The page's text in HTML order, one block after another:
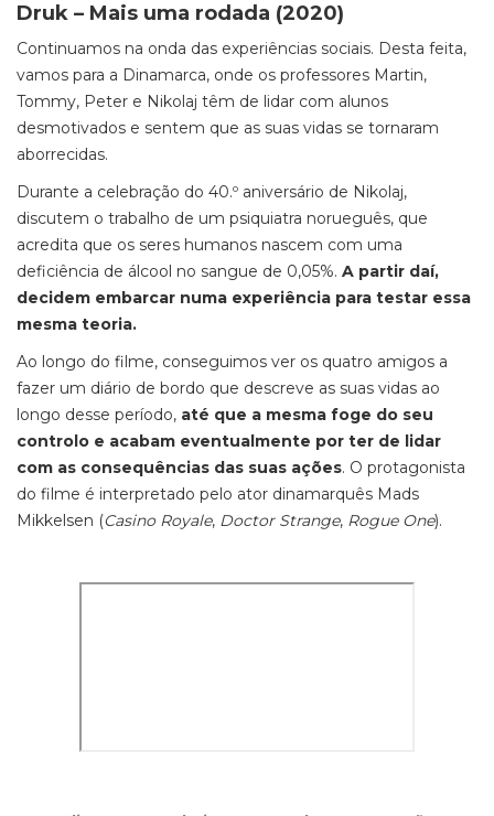
Druk – Mais uma rodada (2020)
Continuamos na onda das experiências sociais. Desta feita,
vamos para a Dinamarca, onde os professores Martin,
Tommy, Peter e Nikolaj têm de lidar com alunos
desmotivados e sentem que as suas vidas se tornaram
aborrecidas.
Durante a celebração do 40.º aniversário de Nikolaj,
discutem o trabalho de um psiquiatra norueguês, que
acredita que os seres humanos nascem com uma
deficiência de álcool no sangue de 0,05%. A partir daí,
decidem embarcar numa experiência para testar essa
mesma teoria.
Ao longo do filme, conseguimos ver os quatro amigos a
fazer um diário de bordo que descreve as suas vidas ao
longo desse período, até que a mesma foge do seu
controlo e acabam eventualmente por ter de lidar
com as consequências das suas ações. O protagonista
do filme é interpretado pelo ator dinamarquês Mads
Mikkelsen (Casino Royale, Doctor Strange, Rogue One).